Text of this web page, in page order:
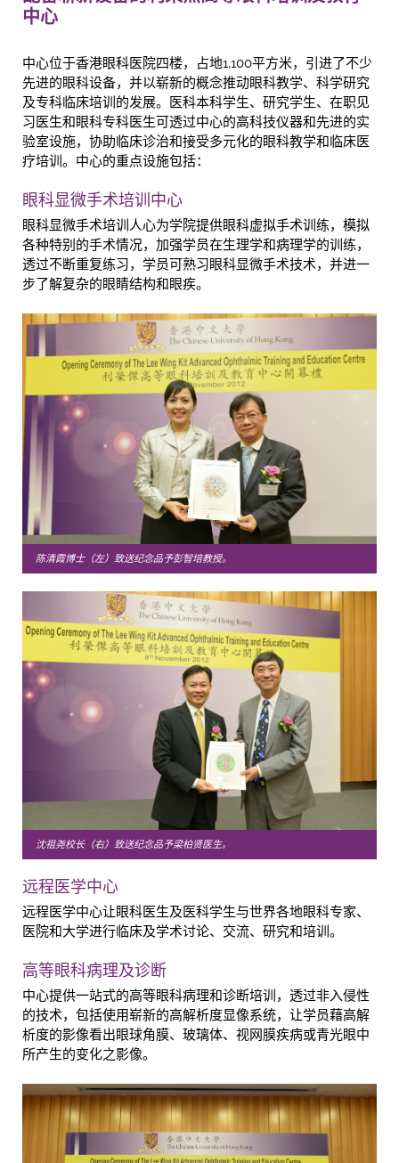
中心
中心位于香港眼科医院四楼，占地1,100平方米，引进了不少
先进的眼科设备，并以崭新的概念推动眼科教学、科学研究
及专科临床培训的发展。医科本科学生、研究学生、在职见
习医生和眼科专科医生可透过中心的高科技仪器和先进的实
验室设施，协助临床诊治和接受多元化的眼科教学和临床医
疗培训。中心的重点设施包括：
眼科显微手术培训中心
眼科显微手术培训人心为学院提供眼科虚拟手术训练，模拟
各种特别的手术情况，加强学员在生理学和病理学的训练，
透过不断重复练习，学员可熟习眼科显微手术技术，并进一
步了解复杂的眼睛结构和眼疾。
陈清霞博士（左）致送纪念品予彭智培教授。
沈祖尧校长（右）致送纪念品予梁柏贤医生。
远程医学中心
远程医学中心让眼科医生及医科学生与世界各地眼科专家、
医院和大学进行临床及学术讨论、交流、研究和培训。
高等眼科病理及诊断
中心提供一站式的高等眼科病理和诊断培训，透过非入侵性
的技术，包括使用崭新的高解析度显像系统，让学员藉高解
析度的影像看出眼球角膜、玻璃体、视网膜疾病或青光眼中
所产生的变化之影像。